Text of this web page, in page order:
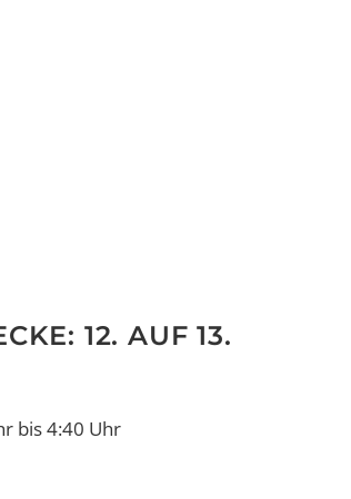
12. AUF 13.
bis 4:40 Uhr